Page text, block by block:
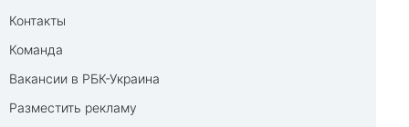
Контакты
Команда
Вакансии в РБК-Украина
Разместить рекламу